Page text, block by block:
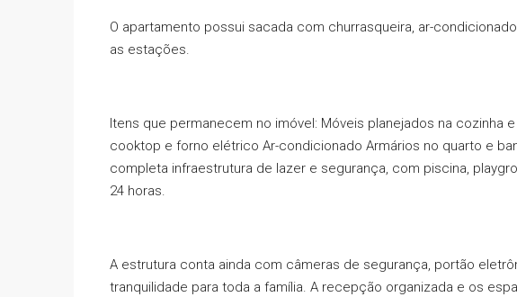
O apartamento possui sacada com churrasqueira, ar-
as estações.
Itens que permanecem no imóvel: Móveis planejados na cozinha
cooktop e forno elétrico Ar-condicionado Armários no quarto e
completa infraestrutura de lazer e segurança, com piscina,
24 horas.
A estrutura conta ainda com câmeras de segurança, portão
tranquilidade para toda a família. A recepção organizada e os